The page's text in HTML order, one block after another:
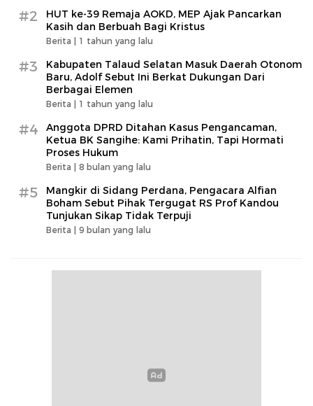
#2
HUT ke-39 Remaja AOKD, MEP Ajak Pancarkan
Kasih dan Berbuah Bagi Kristus
Berita | 1 tahun yang lalu
#3
Kabupaten Talaud Selatan Masuk Daerah Otonom
Baru, Adolf Sebut Ini Berkat Dukungan Dari
Berbagai Elemen
Berita | 1 tahun yang lalu
#4
Anggota DPRD Ditahan Kasus Pengancaman,
Ketua BK Sangihe: Kami Prihatin, Tapi Hormati
Proses Hukum
Berita | 8 bulan yang lalu
#5
Mangkir di Sidang Perdana, Pengacara Alfian
Boham Sebut Pihak Tergugat RS Prof Kandou
Tunjukan Sikap Tidak Terpuji
Berita | 9 bulan yang lalu